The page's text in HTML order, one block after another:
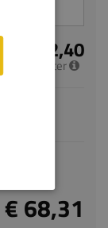
€ 22,40
per meter
€ 68,31